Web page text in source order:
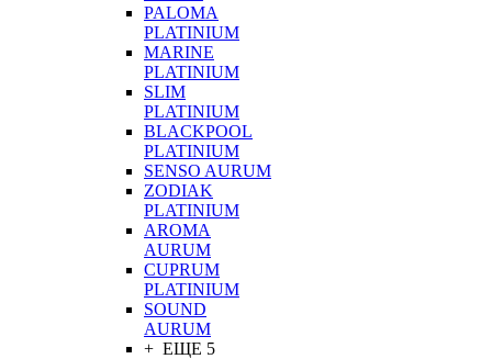
PALOMA
PLATINIUM
MARINE
PLATINIUM
SLIM
PLATINIUM
BLACKPOOL
PLATINIUM
SENSO AURUM
ZODIAK
PLATINIUM
AROMA
AURUM
CUPRUM
PLATINIUM
SOUND
AURUM
+ ЕЩЕ 5